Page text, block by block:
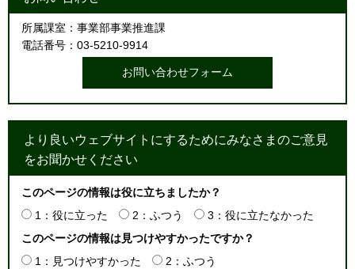
所属課室：事業部事業推進課
電話番号：03-5210-9914
より良いウェブサイトにするためにみなさまのご意見
をお聞かせください
このページの情報は役に立ちましたか？
1：役に立った
2：ふつう
3：役に立たなかった
このページの情報は見つけやすかったですか？
1：見つけやすかった
2：ふつう